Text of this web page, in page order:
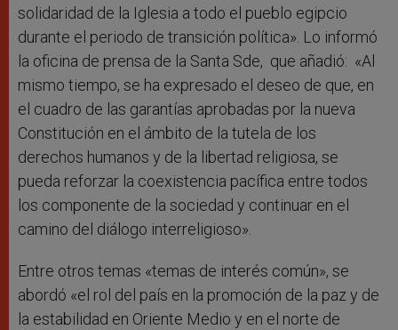
solidaridad de la Iglesia a todo el pueblo egipcio
durante el periodo de transición política». Lo informó
la oficina de prensa de la Santa Sde, que añadió: «Al
mismo tiempo, se ha expresado el deseo de que, en
el cuadro de las garantías aprobadas por la nueva
Constitución en el ámbito de la tutela de los
derechos humanos y de la libertad religiosa, se
pueda reforzar la coexistencia pacífica entre todos
los componente de la sociedad y continuar en el
camino del diálogo interreligioso».
Entre otros temas «temas de interés común», se
abordó «el rol del país en la promoción de la paz y de
la estabilidad en Oriente Medio y en el norte de